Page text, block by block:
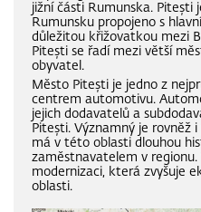
jižní části Rumunska. Pitești
Rumunsku propojeno s
důležitou křižovatkou mezi
Pitești se řadí mezi větší
obyvatel.
Město Pitești je jedno z
centrem automotivu.
jejich dodavatelů a
Pitești. Významný je rovněž
má v této oblasti dlouhou
zaměstnavatelem v
modernizaci, která zvyšuje
oblasti.